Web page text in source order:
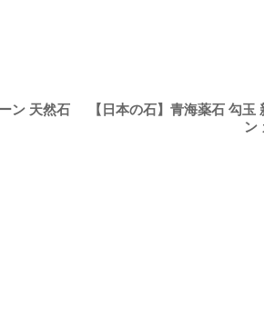
ン 天然石
【日本の石】青海薬石 勾
ン